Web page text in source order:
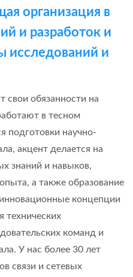
организация в
и разработок и
исследований и
обязанности на
в тесном
подготовки научно-
акцент делается на
знаний и навыков,
а также образование
концепции
технических
команд и
У нас более 30 лет
связи и сетевых